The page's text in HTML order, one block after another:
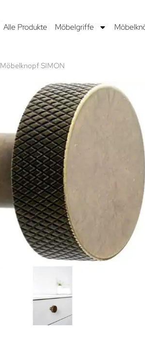
Alle Produkte Möbelgriffe
Möbelknopf SIMON